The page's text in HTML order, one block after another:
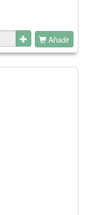
Añadir